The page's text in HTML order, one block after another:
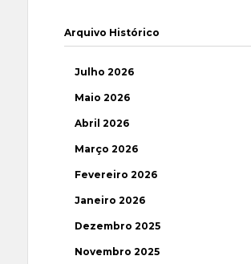
Arquivo Histórico
Julho 2026
Maio 2026
Abril 2026
Março 2026
Fevereiro 2026
Janeiro 2026
Dezembro 2025
Novembro 2025